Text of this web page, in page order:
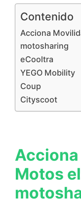
Contenido
Acciona
motosharing
eCooltra
YEGO Mobility
Coup
Cityscoot
Motos